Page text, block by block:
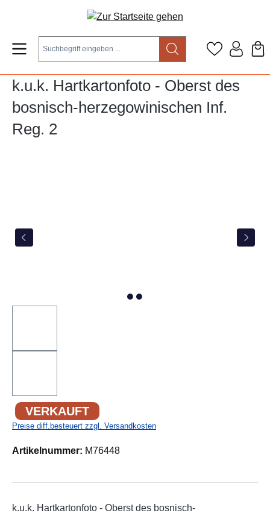
Zum Hauptinhalt springen
k.u.k. Hartkartonfoto - Oberst des
bosnisch-herzegowinischen Inf.
Reg. 2
VERKAUFT
Preise diff.besteuert zzgl. Versandkosten
Artikelnummer: M76448
k.u.k. Hartkartonfoto - Oberst des bosnisch-